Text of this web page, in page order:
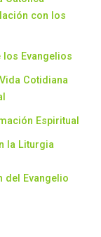
con los
los Evangelios
Cotidiana
Espiritual
la Liturgia
del Evangelio